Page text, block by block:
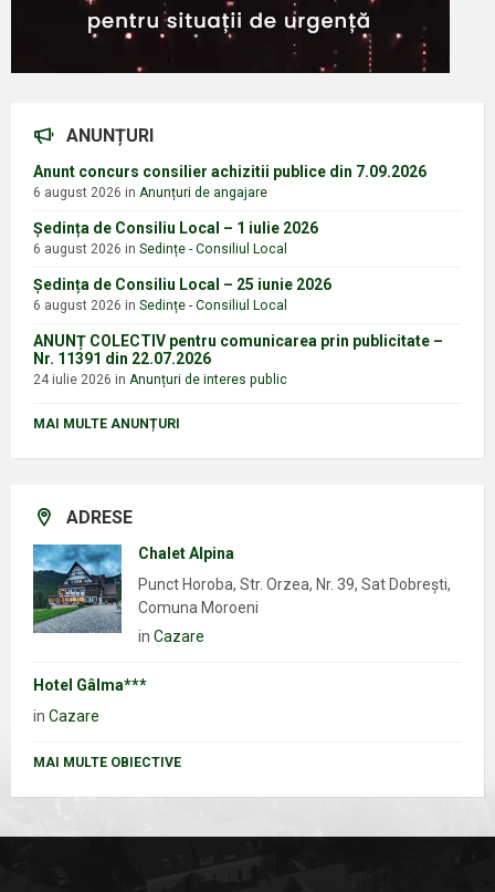
ANUNȚURI
Anunt concurs consilier achizitii publice din 7.09.2026
6 august 2026 in Anunțuri de angajare
Ședința de Consiliu Local – 1 iulie 2026
6 august 2026 in Sedințe - Consiliul Local
Ședința de Consiliu Local – 25 iunie 2026
6 august 2026 in Sedințe - Consiliul Local
ANUNȚ COLECTIV pentru comunicarea prin publicitate –
Nr. 11391 din 22.07.2026
24 iulie 2026 in Anunțuri de interes public
MAI MULTE ANUNȚURI
ADRESE
Chalet Alpina
Punct Horoba, Str. Orzea, Nr. 39, Sat Dobrești,
Comuna Moroeni
in Cazare
Hotel Gâlma***
in Cazare
MAI MULTE OBIECTIVE